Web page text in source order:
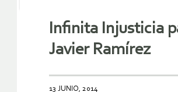
Infinita Injusticia
Javier Ramírez
13 JUNIO, 2014